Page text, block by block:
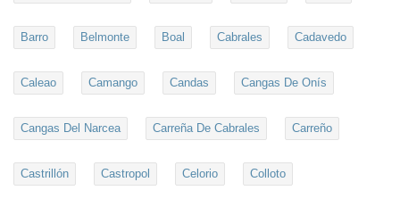
Barro Belmonte Boal Cabrales Cadavedo
Caleao Camango Candas Cangas De Onís
Cangas Del Narcea Carreña De Cabrales Carreño
Castrillón Castropol Celorio Colloto